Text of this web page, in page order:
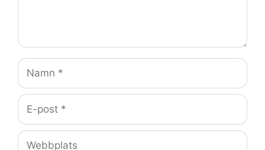
Namn
E-
post
Webbplats